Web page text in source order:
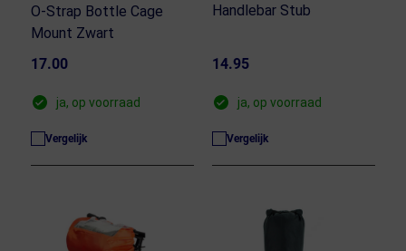
O-Strap Bottle Cage
Mount Zwart
17.00
ja, op voorraad
Vergelijk
Handlebar Stub
14.95
ja, op voorraad
Vergelijk